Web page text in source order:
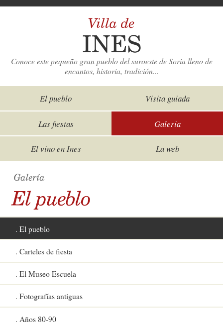
Conoce este pequeño gran pueblo del suroeste de Soria lleno de
encantos, historia, tradición...
El pueblo Visita guiada
Las fiestas Galeria
El vino en Ines La web
El pueblo
Carteles de fiesta
El Museo Escuela
Fotografías antiguas
Años 80-90